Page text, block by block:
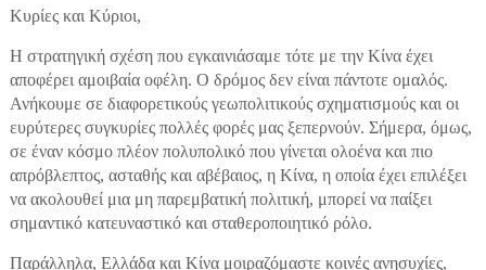
Κυρίες και Κύριοι,
Η στρατηγική σχέση που εγκαινιάσαμε τότε με την Κίνα έχει
αποφέρει αμοιβαία οφέλη. Ο δρόμος δεν είναι πάντοτε ομαλός.
Ανήκουμε σε διαφορετικούς γεωπολιτικούς σχηματισμούς και οι
ευρύτερες συγκυρίες πολλές φορές μας ξεπερνούν. Σήμερα, όμως,
σε έναν κόσμο πλέον πολυπολικό που γίνεται ολοένα και πιο
απρόβλεπτος, ασταθής και αβέβαιος, η Κίνα, η οποία έχει επιλέξει
να ακολουθεί μια μη παρεμβατική πολιτική, μπορεί να παίξει
σημαντικό κατευναστικό και σταθεροποιητικό ρόλο.
Παράλληλα, Ελλάδα και Κίνα μοιραζόμαστε κοινές ανησυχίες,